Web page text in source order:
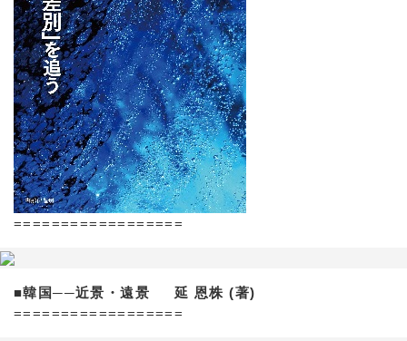
==================
■韓国──近景・遠景 延 恩株 (著)
==================